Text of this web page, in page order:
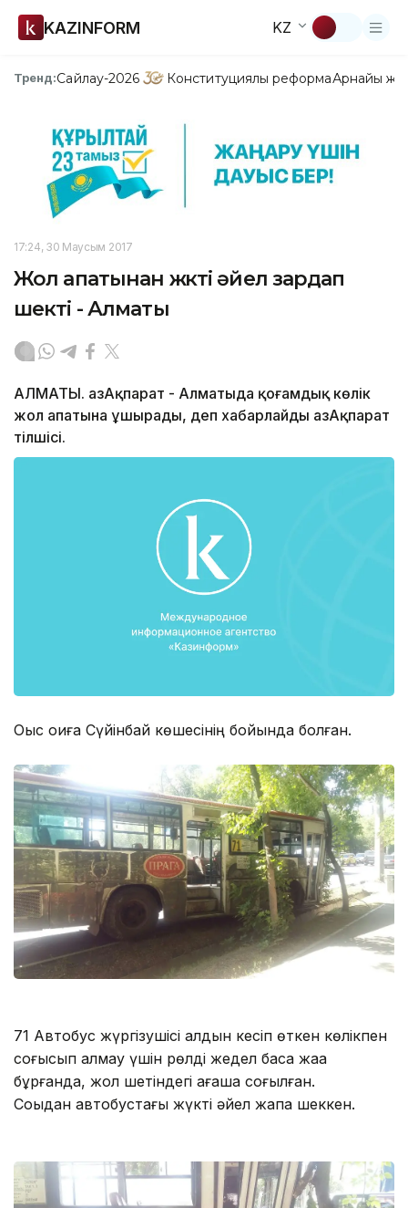
KAZINFORM KZ
Тренд:Сайлау-2026 Конституциялық реформаАрнайы
17:24, 30 Маусым 2017
Жол апатынан жүкті əйел зардап
шекті - Алматы
АЛМАТЫ. ҚазАқпарат - Алматыда қоғамдық көлік
жол апатына ұшырады, деп хабарлайды ҚазАқпарат
тілшісі.
Оқыс оқиға Сүйінбай көшесінің бойында болған.
71 Автобус жүргізушісі алдын кесіп өткен көлікпен
соғысып қалмау үшін рөлді жедел басқа жаққа
бұрғанда, жол шетіндегі ағашқа соғылған.
Соққыдан автобустағы жүкті əйел жапа шеккен.